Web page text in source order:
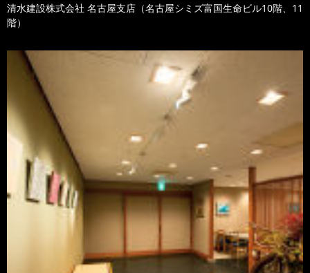
清水建設株式会社 名古屋支店（名古屋シミズ富国生命ビル10階、11
階）